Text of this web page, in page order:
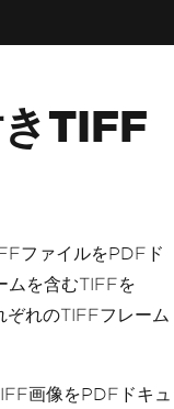
TIFF
ファイルをPDFド
ムを含むTIFFを
ぞれのTIFFフレーム
画像をPDFドキュ